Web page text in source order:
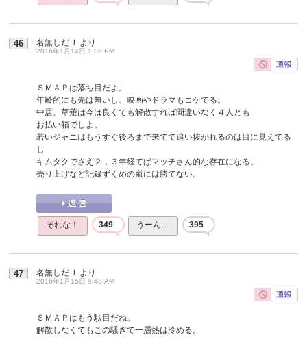
46 名無しだＪ より
2016年1月14日 1:36 PM
ＳＭＡＰは落ち目だよ。
年齢的にも先は無いし、映画やドラマもコケてる。
中居、草薙は今は良くても解散すれば間違いなく４人とも
お払い箱でしよ。
若いジャニはもうすぐ後ろまで来てて追い抜かれるのは目に見えてる
し
キムタクでさえ２，３年経てばマッチさん的な存在になる。
売り上げなど記録ずくめの嵐には勝てない。
それな！ 349 うーん… 395
47 名無しだＪ より
2016年1月15日 8:48 AM
ＳＭＡＰはもう駄目だね。
解散しなくてもこの騒ぎで一層熱は冷める。